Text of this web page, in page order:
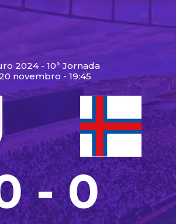
2024 - 10ª Jornada
20 novembro - 19:45
- 0